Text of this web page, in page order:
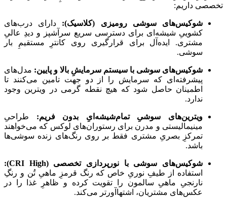
تخصصی داریم:
شوکیس‌های سوشی رومیزی (کلاسیک): دارای درب‌های
کشوییِ شیشه‌ای برای دسترسی سریع سرآشپز و دیدِ عالیِ
مشتری. ایده‌آل برای قرارگیری روی کانترِ مستقیمِ بار
سوشی.
شوکیس‌های سوشی با سیستم سرمایشِ بالا و پایین: مدل‌های
پیشرفته‌ای که سرمایش را از دو جهت تامین می‌کنند تا
اطمینان حاصل شود که هیچ نقطه گرمی در ویترین وجود
ندارد.
ویترین‌های سوشیِ تمام‌شیشه‌ایِ بدون فریم: طراحیِ
مینیمالیستی و مدرن برای رستوران‌های لوکس که می‌خواهند
تمرکزِ بصریِ مشتری فقط بر روی رنگ‌های زنده سوشی‌ها
باشد.
شوکیس‌های سوشی با نورپردازی تخصصی (CRI High):
استفاده از طیفِ نوریِ خاص که رنگ قرمزِ ماهیِ تُن و رنگِ
نارنجیِ ماهیِ سالمون را تقویت کرده و ظاهرِ غذا را در
عکس‌های مشتریان، اشتهاآورتر می‌کند.